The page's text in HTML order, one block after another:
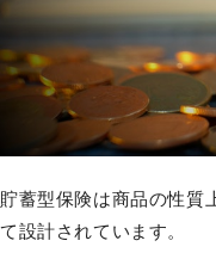
貯蓄型保険は商品の性質
て設計されています。